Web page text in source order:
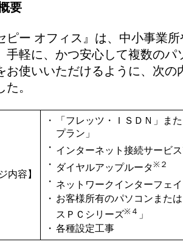
要
ー オフィス』は、中小事業所
手軽に、かつ安心して複数のパ
お使いいただけるように、次の
。
内容】
・
「フレッツ・ＩＳＤＮ」ま
プラン」
・ インターネット接続サービス
・ ダイヤルアップルータ※２
・ ネットワークインターフェ
・ お客様所有のパソコンまた
スＰＣシリーズ※４ 」
・ 各種設定工事